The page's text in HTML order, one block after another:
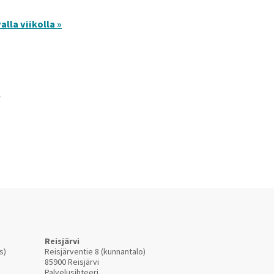
viikolla »
Reisjärvi
Reisjärventie 8 (kunnantalo)
85900 Reisjärvi